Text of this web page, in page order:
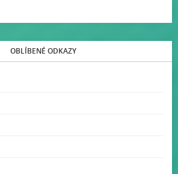
OBLÍBENÉ ODKAZY